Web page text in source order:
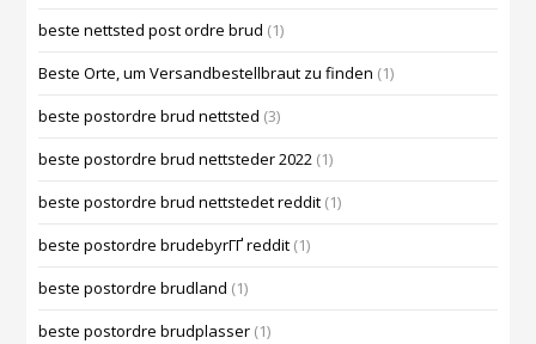
beste nettsted post ordre brud (1)
Beste Orte, um Versandbestellbraut zu finden (1)
beste postordre brud nettsted (3)
beste postordre brud nettsteder 2022 (1)
beste postordre brud nettstedet reddit (1)
beste postordre brudebyrГҐ reddit (1)
beste postordre brudland (1)
beste postordre brudplasser (1)